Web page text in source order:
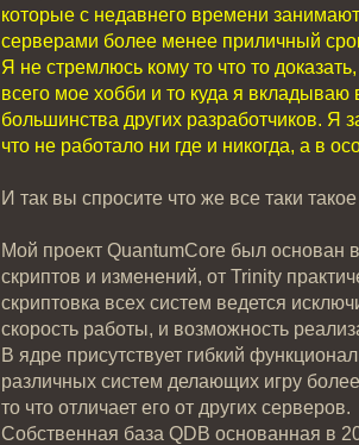
которые с недавнего времени
серверами более менее приличный
Я не стремлюсь кому то что то
всего мое хобби и то куда я вкладываю
большинства других разработчиков. Я
что не работало ни где и никогда, а в
И так вы спросите что же все таки
Мой проект QuantumCore был основан
скриптов и изменений, от Trinity
скриптовка всех систем ведется
скорость работы, и возможность
В ядре присутствует гибкий
различных систем делающих игру
то что отличает его от других серверов.
Собственная база QDB основанная в